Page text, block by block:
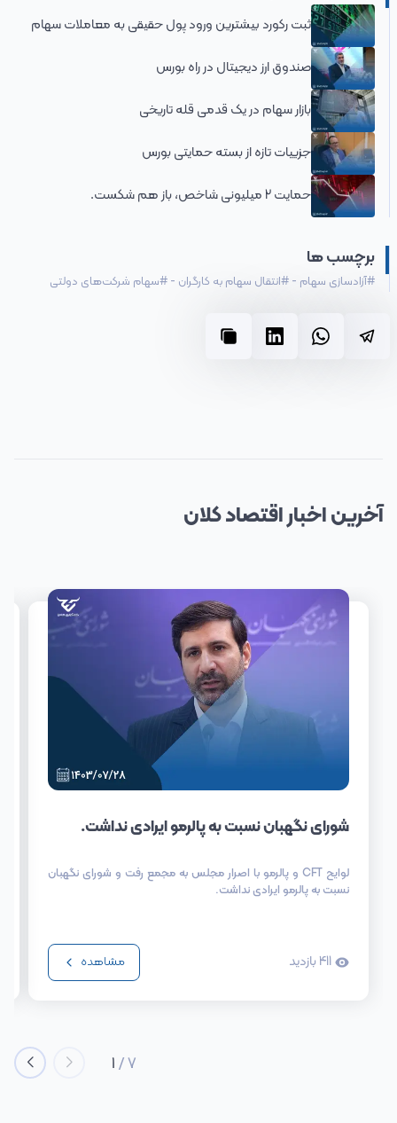
ثبت رکورد بیشترین ورود پول حقیقی به معاملات سهام
صندوق ارز دیجیتال در راه بورس
بازار سهام در یک قدمی قله تاریخی
جزییات تازه از بسته حمایتی بورس
حمایت 2 میلیونی شاخص، باز هم شکست.
برچسب ها
#آزادسازی سهام -
#انتقال سهام به کارگران -
#سهام شرکت‌های دولتی
آخریناخباراقتصاد کلان
شورای نگهبان نسبت به پالرمو ایرادی نداشت.
لوایح CFT و پالرمو با اصرار مجلس به مجمع رفت و شورای نگهبان
نسبت به پالرمو ایرادی نداشت.
411 بازدید مشاهده
1/7